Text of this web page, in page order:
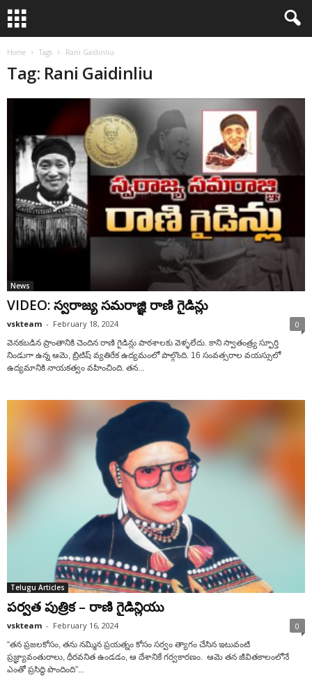
Home Tags Rani Gaidinliu
Tag: Rani Gaidinliu
News
VIDEO: స్వరాజ్య సమరాజ్ఞి రాణి గైడిన్లు
vskteam - February 18, 2024 0
వెనకబడిన ప్రాంతానికి చెందిన రాణి గైడిన్లు పాఠశాలకు వెళ్ళలేదు. కాని స్వాతంత్ర్య స్ఫూర్తి
నిండుగా ఉన్న ఆమె, బ్రిటిష్ వ్యతిరేక ఉద్యమంలో పాల్గొంది. 16 సంవత్సరాల వయస్సులో
ఉద్యమానికి నాయకత్వం వహించింది. తన...
Telugu Articles
పర్వత పుత్రిక – రాణి గైడిన్లియు
vskteam - February 16, 2024 0
“తన ప్రజలకోసం, తను నమ్మిన ప్రయత్నం కోసం సర్వం త్యాగం చేసిన ఇటువంటి
ప్రజ్ఞ్యావంతురాలు, ధీరవనిత ఉండడం, ఆ దేశానికే గర్వకారణం. ఆమె తన జీవితకాలంలోనే
ఎంతో ప్రసిద్ధి పొందింది”...